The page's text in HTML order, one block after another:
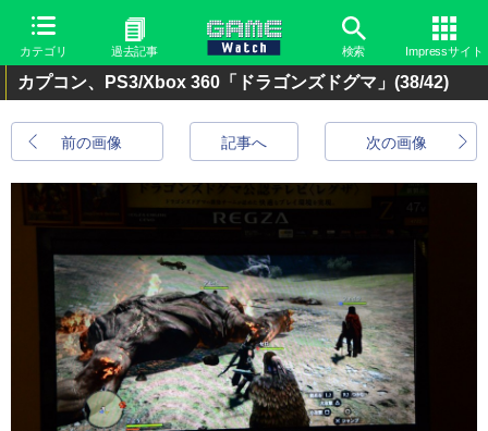
カテゴリ 過去記事 検索 Impressサイト
カプコン、PS3/Xbox 360「ドラゴンズドグマ」 (38/42)
前の画像 次の画像
記事へ